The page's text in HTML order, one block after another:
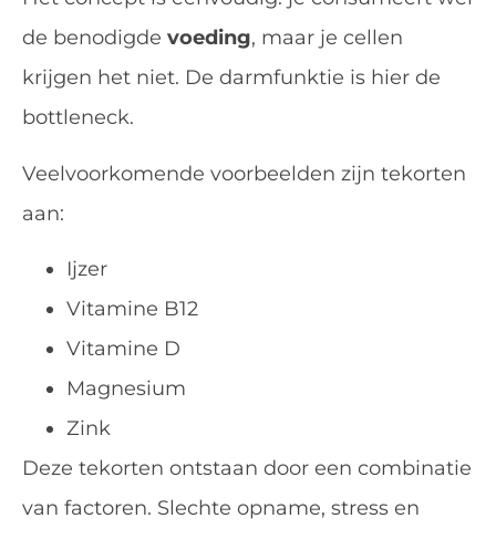
de benodigde voeding, maar je cellen
krijgen het niet. De darmfunktie is hier de
bottleneck.
Veelvoorkomende voorbeelden zijn tekorten
aan:
Ijzer
Vitamine B12
Vitamine D
Magnesium
Zink
Deze tekorten ontstaan door een combinatie
van factoren. Slechte opname, stress en